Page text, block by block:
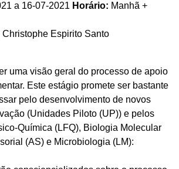
a 16-07-2021 Horário: Manhã +
Christophe Espirito Santo
uma visão geral do processo de apoio
Este estágio promete ser bastante
pelo desenvolvimento de novos
(Unidades Piloto (UP)) e pelos
Química (LFQ), Biologia Molecular
(AS) e Microbiologia (LM):